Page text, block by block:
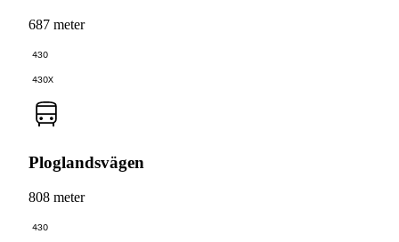
687 meter
430
430X
Ploglandsvägen
808 meter
430